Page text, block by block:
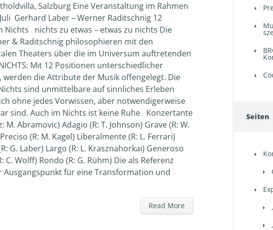
Salzburg Eine Veranstaltung im Rahmen
Gerhard Laber – Werner Raditschnig 12
Nichts nichts zu etwas – etwas zu nichts Die
& Raditschnig philosophieren mit den
Theaters über die im Universum auftretenden
Mit 12 Positionen unterschiedlicher
die Attribute der Musik offengelegt. Die
sind unmittelbare auf sinnliches Erleben
ohne jedes Vorwissen, aber notwendigerweise
sind. Auch im Nichts ist keine Ruhe Konzertante
Abramovic) Adagio (R: T. Johnson) Grave (R: W.
(R: M. Kagel) Liberalmente (R: L. Ferrari)
G. Laber) Largo (R: L. Krasznahorkai) Generoso
C. Wolff) Rondo (R: G. Rühm) Die als Referenz
Ausgangspunkt für eine Transformation und
Read More
Seiten